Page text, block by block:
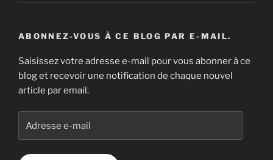
ABONNEZ-VOUS À CE BLOG PAR E-MAIL.
Saisissez votre adresse e-mail pour vous abonner à ce
blog et recevoir une notification de chaque nouvel
article par email.